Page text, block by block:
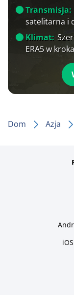
Transmisja:
satelitarna i
Klimat:
ERA5 w
Dom Azja